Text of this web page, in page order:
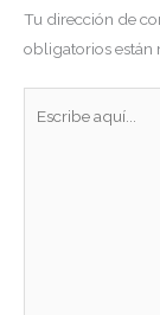
Tu dirección de
obligatorios están